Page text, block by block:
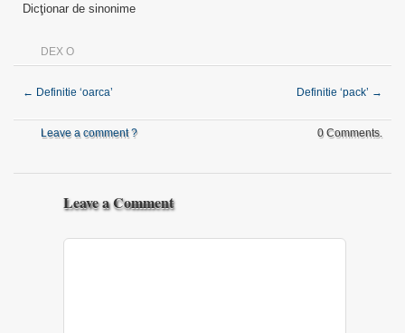
Dicţionar de sinonime
DEX O
← Definitie ‘oarca’ Definitie ‘pack’ →
Leave a comment ? 0 Comments.
Leave a Comment